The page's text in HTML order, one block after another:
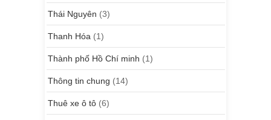
Thái Nguyên (3)
Thanh Hóa (1)
Thành phố Hồ Chí minh (1)
Thông tin chung (14)
Thuê xe ô tô (6)